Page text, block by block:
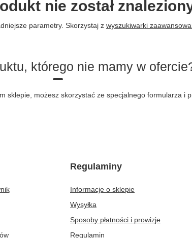
nie został
parametry. Skorzystaj z wyszukiwarki
którego nie mamy w
sklepie, możesz skorzystać ze specjalnego formularza i
Regulaminy
Informacje o sklepie
Wysyłka
Sposoby płatności i prowizje
Regulamin